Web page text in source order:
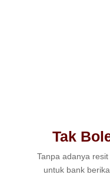
Tak
Tanpa adanya
untuk bank